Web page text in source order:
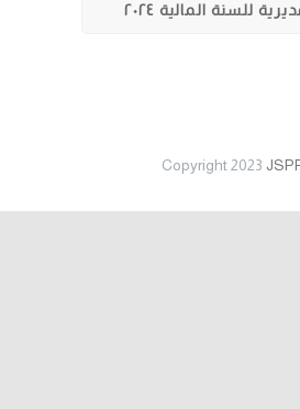
للسنة المالية ٢٠٢٤